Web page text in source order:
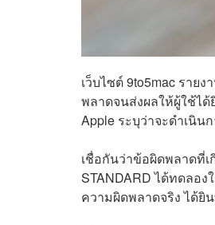
เว็บไซต์ 9to5mac ราย
พลาดจนส่งผลให้ผู้ใช้ไ
Apple ระบุว่าจะดำเนิ
เชื่อกันว่าข้อผิดพลาดที่
STANDARD ได้ทดลอง
ความผิดพลาดจริง ได้ยิ